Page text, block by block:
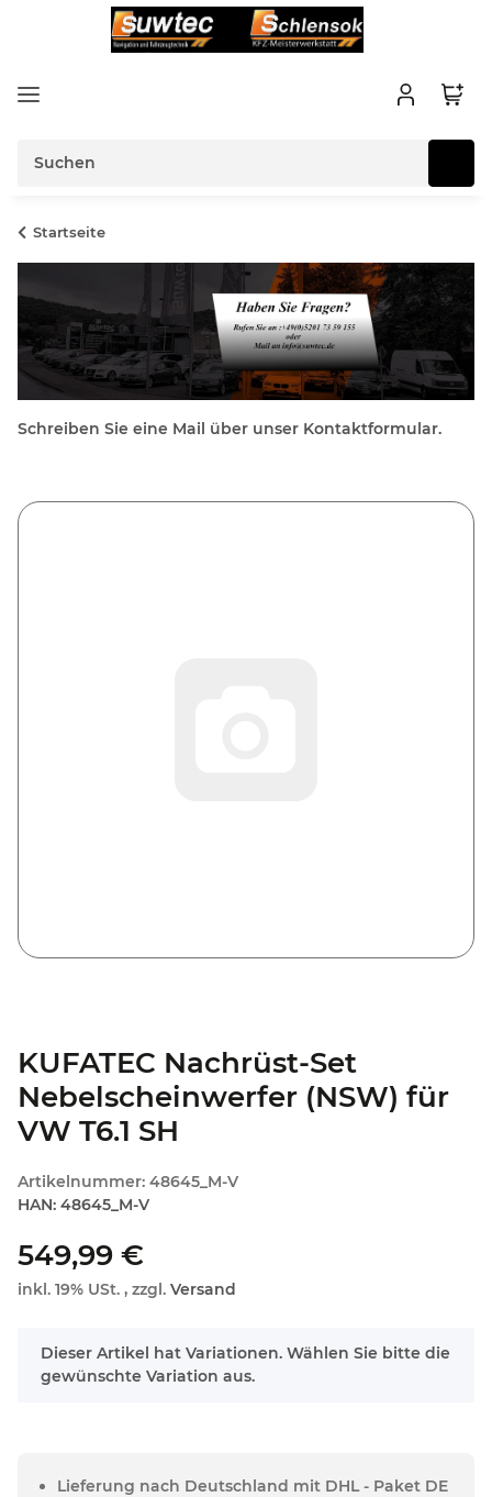
Startseite
Schreiben Sie eine Mail über unser Kontaktformular.
KUFATEC Nachrüst-Set
Nebelscheinwerfer (NSW) für
VW T6.1 SH
Artikelnummer: 48645_M-V
HAN: 48645_M-V
549,99 €
inkl. 19% USt. , zzgl. Versand
x
Dieser Artikel hat Variationen. Wählen Sie bitte die
gewünschte Variation aus.
Lieferung nach Deutschland mit DHL - Paket DE